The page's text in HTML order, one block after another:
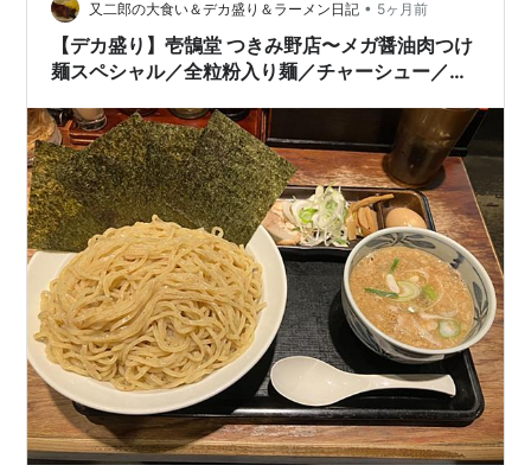
又二郎の大食い＆デカ盛り＆ラーメン日記 • 5ヶ月前
【デカ盛り】壱鵠堂 つきみ野店〜メガ醤油肉つけ
麺スペシャル／全粒粉入り麺／チャーシュー／ネ
ゼンショーHD／24時間営業〜